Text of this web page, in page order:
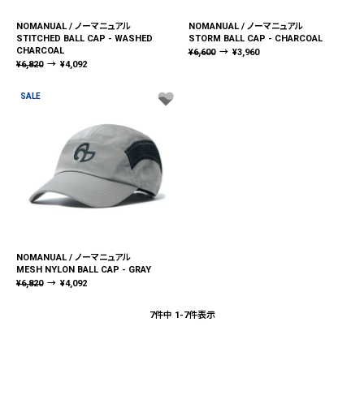
NOMANUAL / ノーマニュアル
STITCHED BALL CAP - WASHED
CHARCOAL
¥6,820 → ¥4,092
NOMANUAL / ノーマニュアル
STORM BALL CAP - CHARCOAL
¥6,600 → ¥3,960
SALE
NOMANUAL / ノーマニュアル
MESH NYLON BALL CAP - GRAY
¥6,820 → ¥4,092
7件中 1-7件表示